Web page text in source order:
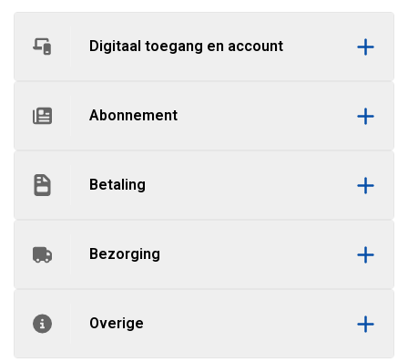
Digitaal toegang en account
Abonnement
Betaling
Bezorging
Overige